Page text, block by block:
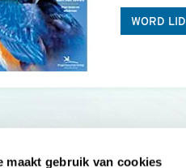
maakt gebruik van cookies
WORD LID